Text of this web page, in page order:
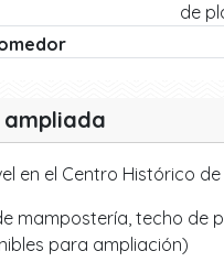
de
en el Centro Histórico
mampostería, techo
para ampliación)